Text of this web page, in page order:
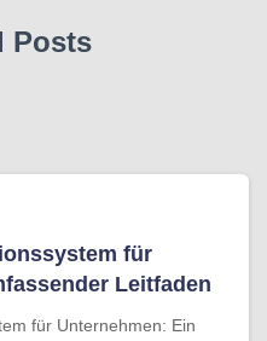
Posts
für
Leitfaden
für Unternehmen: Ein